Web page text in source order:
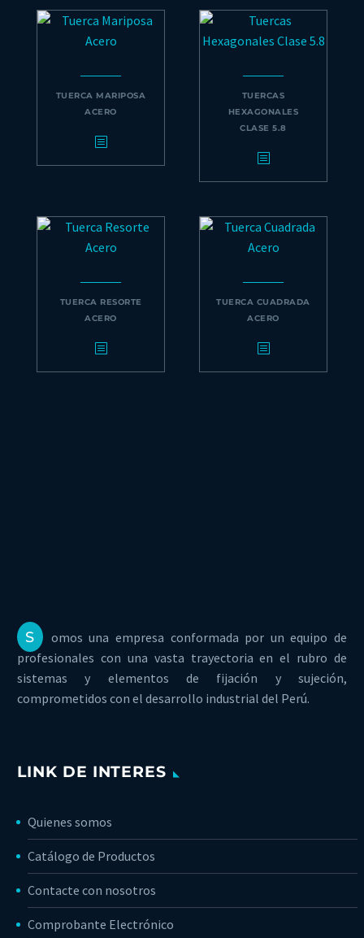
TUERCA MARIPOSA
ACERO
TUERCAS
HEXAGONALES
CLASE 5.8
TUERCA RESORTE
ACERO
TUERCA CUADRADA
ACERO
S
omos una empresa conformada por un equipo de
profesionales con una vasta trayectoria en el rubro de
sistemas y elementos de fijación y sujeción,
comprometidos con el desarrollo industrial del Perú.
LINK DE INTERES
Quienes somos
Catálogo de Productos
Contacte con nosotros
Comprobante Electrónico